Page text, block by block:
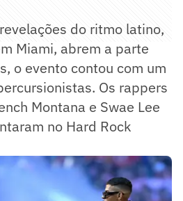
do ritmo latino,
Miami, abrem a parte
o evento contou com um
Os rappers
Montana e Swae Lee
no Hard Rock